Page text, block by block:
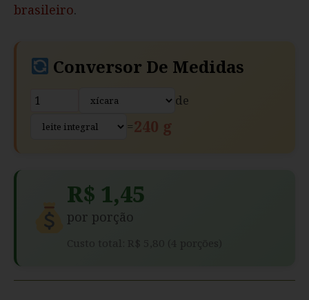
brasileiro.
Conversor De Medidas
de
=240 g
R$ 1,45
por porção
Custo total: R$ 5,80 (4 porções)